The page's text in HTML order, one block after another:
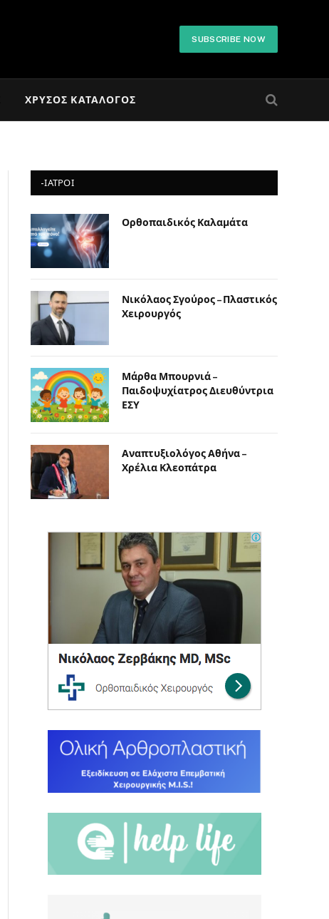
SUBSCRIBE NOW
ΧΡΥΣΌΣ ΚΑΤΆΛΟΓΟΣ
-ΙΑΤΡΟΙ
Ορθοπαιδικός Καλαμάτα
Νικόλαος Σγούρος – Πλαστικός
Χειρουργός
Μάρθα Μπουρνιά –
Παιδοψυχίατρος Διευθύντρια
ΕΣΥ
Αναπτυξιολόγος Αθήνα –
Χρέλια Κλεοπάτρα